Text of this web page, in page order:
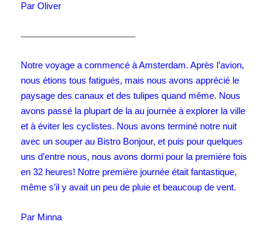
Par Oliver
————————————–
Notre voyage a commencé à Amsterdam. Après l’avion,
nous étions tous fatigués, mais nous avons apprécié le
paysage des canaux et des tulipes quand même. Nous
avons passé la plupart de la au journée à explorer la ville
et à éviter les cyclistes. Nous avons terminé notre nuit
avec un souper au Bistro Bonjour, et puis pour quelques
uns d’entre nous, nous avons dormi pour la première fois
en 32 heures! Notre première journée était fantastique,
même s’il y avait un peu de pluie et beaucoup de vent.
Par Minna